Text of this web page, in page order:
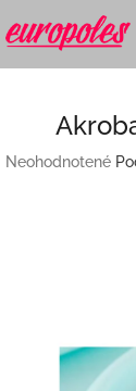
na
obsah
Priemerné
Neohodnotené